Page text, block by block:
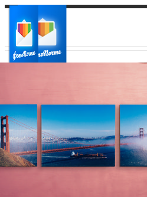
Ваш город:
Ваш регион доставки
Выберите из списка: